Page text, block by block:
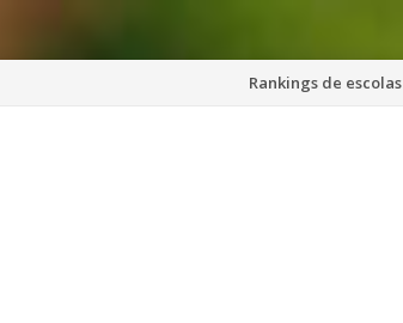
Skip
Rankings de escolas